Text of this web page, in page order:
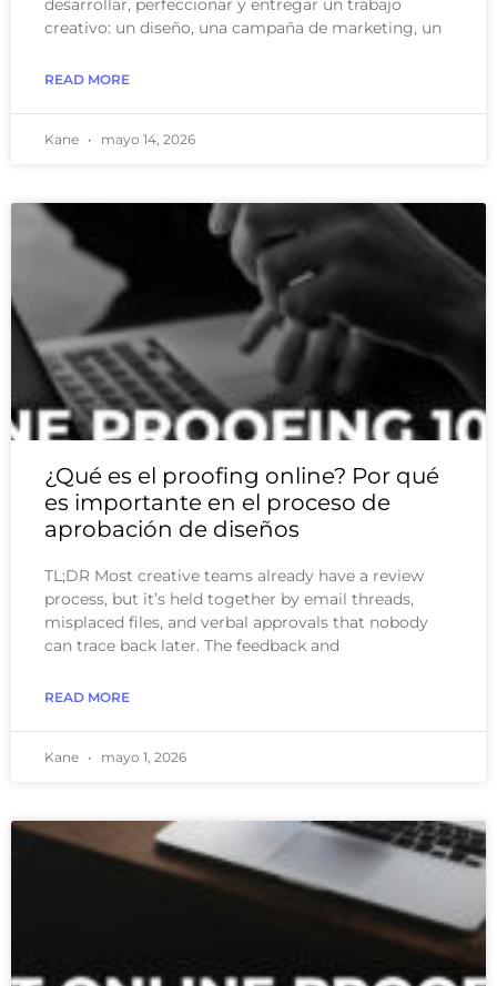
desarrollar, perfeccionar y entregar un trabajo
creativo: un diseño, una campaña de marketing, un
READ MORE
Kane mayo 14, 2026
¿Qué es el proofing online? Por qué
es importante en el proceso de
aprobación de diseños
TL;DR Most creative teams already have a review
process, but it’s held together by email threads,
misplaced files, and verbal approvals that nobody
can trace back later. The feedback and
READ MORE
Kane mayo 1, 2026